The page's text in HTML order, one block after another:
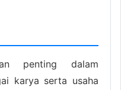
penting dalam
karya serta usaha